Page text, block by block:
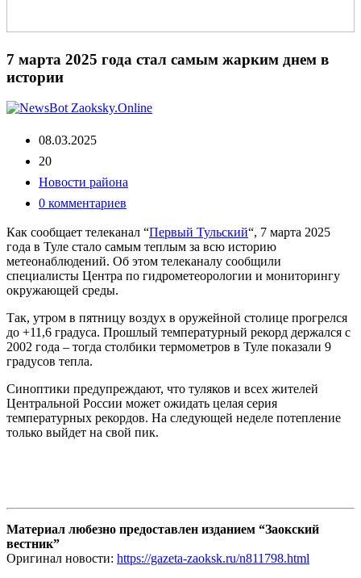
7 марта 2025 года стал самым жарким днем в
истории
08.03.2025
20
Новости района
0 комментариев
Как сообщает телеканал “Первый Тульский“, 7 марта 2025
года в Туле стало самым теплым за всю историю
метеонаблюдений. Об этом телеканалу сообщили
специалисты Центра по гидрометеорологии и мониторингу
окружающей среды.
Так, утром в пятницу воздух в оружейной столице прогрелся
до +11,6 градуса. Прошлый температурный рекорд держался с
2002 года – тогда столбики термометров в Туле показали 9
градусов тепла.
Синоптики предупреждают, что туляков и всех жителей
Центральной России может ожидать целая серия
температурных рекордов. На следующей неделе потепление
только выйдет на свой пик.
Материал любезно предоставлен изданием “Заокский
вестник”
Оригинал новости: https://gazeta-zaoksk.ru/n811798.html